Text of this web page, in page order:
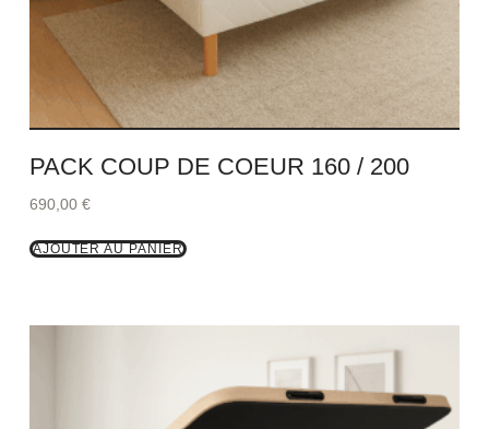
PACK COUP DE COEUR 160 / 200
690,00 €
AJOUTER AU PANIER